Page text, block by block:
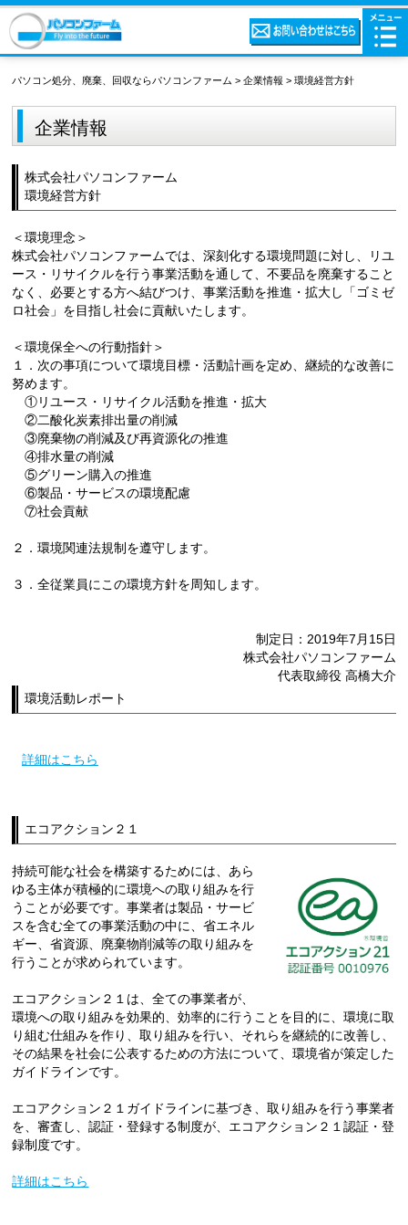
パソコン処分、廃棄、回収ならパソコンファーム>企業情報 >環境経営方針
企業情報
株式会社パソコンファーム
環境経営方針
＜環境理念＞
株式会社パソコンファームでは、深刻化する環境問題に対し、リユ
ース・リサイクルを行う事業活動を通して、不要品を廃棄すること
なく、必要とする方へ結びつけ、事業活動を推進・拡大し「ゴミゼ
ロ社会」を目指し社会に貢献いたします。
＜環境保全への行動指針＞
１．次の事項について環境目標・活動計画を定め、継続的な改善に
努めます。
①リユース・リサイクル活動を推進・拡大
②二酸化炭素排出量の削減
③廃棄物の削減及び再資源化の推進
④排水量の削減
⑤グリーン購入の推進
⑥製品・サービスの環境配慮
⑦社会貢献
２．環境関連法規制を遵守します。
３．全従業員にこの環境方針を周知します。
制定日：2019年7月15日
株式会社パソコンファーム
代表取締役 高橋大介
環境活動レポート
詳細はこちら
エコアクション２１
持続可能な社会を構築するためには、あら
ゆる主体が積極的に環境への取り組みを行
うことが必要です。事業者は製品・サービ
スを含む全ての事業活動の中に、省エネル
ギー、省資源、廃棄物削減等の取り組みを
行うことが求められています。
エコアクション２１は、全ての事業者が、
環境への取り組みを効果的、効率的に行うことを目的に、環境に取
り組む仕組みを作り、取り組みを行い、それらを継続的に改善し、
その結果を社会に公表するための方法について、環境省が策定した
ガイドラインです。
エコアクション２１ガイドラインに基づき、取り組みを行う事業者
を、審査し、認証・登録する制度が、エコアクション２１認証・登
録制度です。
詳細はこちら